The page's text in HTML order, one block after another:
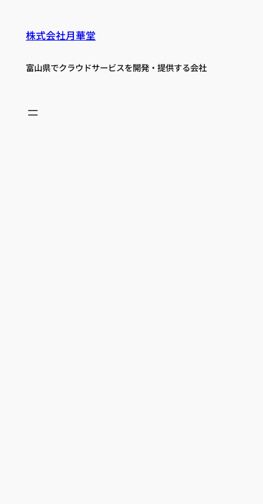
株式会社月華堂
富山県でクラウドサービスを開発・提供する会社